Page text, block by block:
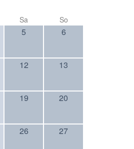
Sa So
5 6
12 13
19 20
26 27